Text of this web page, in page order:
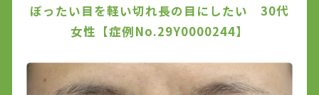
ぼったい目を軽い切れ長の目にしたい 30代
女性【症例No.29Y0000244】